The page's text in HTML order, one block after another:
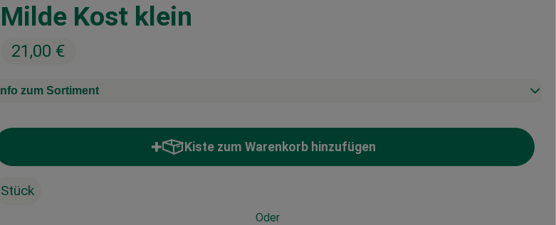
Milde Kost klein
21,00 €
Info zum Sortiment
Kiste zum Warenkorb hinzufügen
Kiste zum Warenkorb hinzufügen
Stück
Oder